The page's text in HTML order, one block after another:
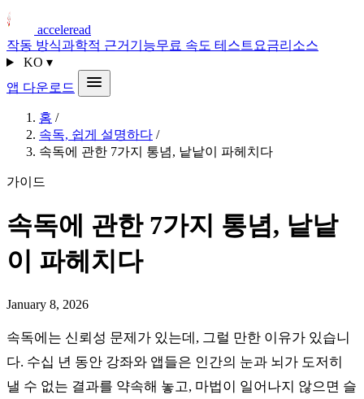
acceleread
작동 방식과학적 근거 기능무료 속도 테스트 요금리소스
KO ▾
앱 다운로드
홈 /
속독, 쉽게 설명하다 /
속독에 관한 7가지 통념, 낱낱이 파헤치다
가이드
속독에 관한 7가지 통념, 낱낱
이 파헤치다
January 8, 2026
속독에는 신뢰성 문제가 있는데, 그럴 만한 이유가 있습니
다. 수십 년 동안 강좌와 앱들은 인간의 눈과 뇌가 도저히
낼 수 없는 결과를 약속해 놓고, 마법이 일어나지 않으면 슬